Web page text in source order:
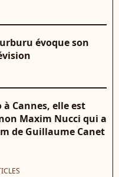
évoque son
Cannes, elle est
Maxim Nucci qui a
de Guillaume Canet